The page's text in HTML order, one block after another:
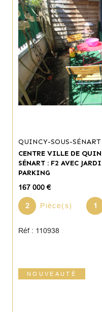
QUINCY-SOUS-
CENTRE VILLE DE
SÉNART : F2 AVEC
PARKING
167 000 €
2 Pièce(s) 1
Réf : 110938
NOUVEAUTÉ